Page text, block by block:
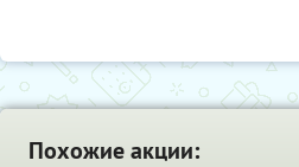
Похожие акции: